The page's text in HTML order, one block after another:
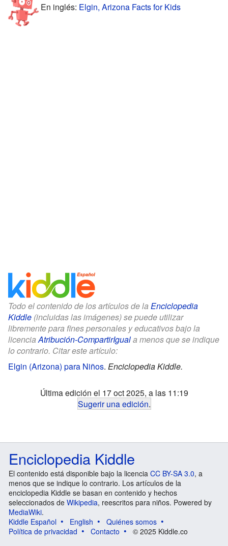
En inglés: Elgin, Arizona Facts for Kids
Todo el contenido de los artículos de la Enciclopedia
Kiddle (incluidas las imágenes) se puede utilizar
libremente para fines personales y educativos bajo la
licenciaAtribución-CompartirIguala menos que se indique
lo contrario. Citar este artículo:
Elgin (Arizona) para Niños. Enciclopedia Kiddle.
Última edición el 17 oct 2025, a las 11:19
Sugerir una edición.
Enciclopedia Kiddle
El contenido está disponible bajo la licencia CC BY-SA 3.0, a
menos que se indique lo contrario. Los artículos de la
enciclopedia Kiddle se basan en contenido y hechos
seleccionados de Wikipedia, reescritos para niños. Powered by
MediaWiki.
Kiddle Español
English
Quiénes somos
Política de privacidad
Contacto © 2025 Kiddle.co